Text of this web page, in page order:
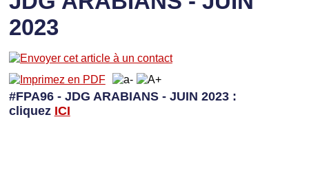
2023
#FPA96 - JDG ARABIANS - JUIN 2023 :
cliquez ICI